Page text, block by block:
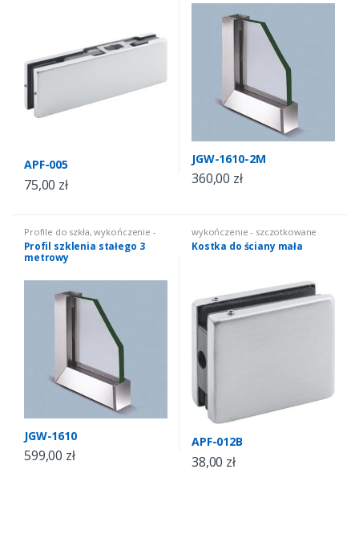
APF-005
75,00 zł
JGW-1610-2M
360,00 zł
Profile do szkła,wykończenie -
szczotkowane
Profil szklenia stałego 3
metrowy
JGW-1610
599,00 zł
wykończenie - szczotkowane
Kostka do ściany mała
APF-012B
38,00 zł